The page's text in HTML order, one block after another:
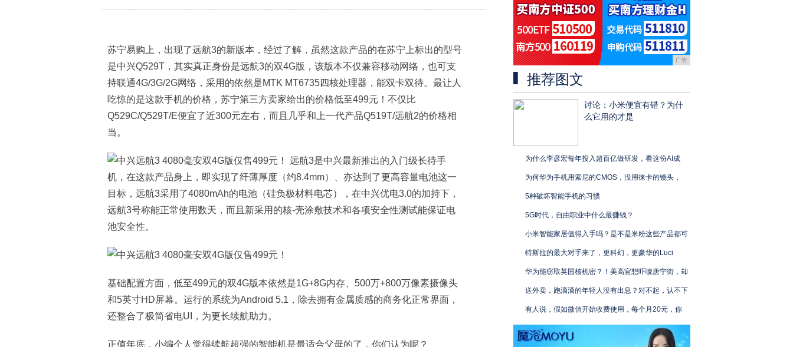
苏宁易购上，出现了远航3的新版本，经过了解，虽然这款产品的在苏宁上标出的型号
是中兴Q529T，其实真正身份是远航3的双4G版，该版本不仅兼容移动网络，也可支
持联通4G/3G/2G网络，采用的依然是MTK MT6735四核处理器，能双卡双待。最让人
吃惊的是这款手机的价格，苏宁第三方卖家给出的价格低至499元！不仅比
Q529C/Q529T/E便宜了近300元左右，而且几乎和上一代产品Q519T/远航2的价格相
当。
远航3是中兴最新推出的入门级长待手
机，在这款产品身上，即实现了纤薄厚度（约8.4mm）、亦达到了更高容量电池这一
目标，远航3采用了4080mAh的电池（硅负极材料电芯），在中兴优电3.0的加持下，
远航3号称能正常使用数天，而且新采用的核-壳涂敷技术和各项安全性测试能保证电
池安全性。
基础配置方面，低至499元的双4G版本依然是1G+8G内存、500万+800万像素摄像头
和5英寸HD屏幕。运行的系统为Android 5.1，除去拥有金属质感的商务化正常界面，
还整合了极简省电UI，为更长续航助力。
正值年底，小编个人觉得续航超强的智能机是最适合父母的了，你们认为呢？
广告
推荐图文
讨论：小米便宜有错？为什
么它用的才是
为什么李彦宏每年投入超百亿做研发，看这份AI成
为何华为手机用索尼的CMOS，没用徕卡的镜头，
5种破坏智能手机的习惯
5G时代，自由职业中什么最赚钱？
小米智能家居值得入手吗？是不是米粉这些产品都可
特斯拉的最大对手来了，更科幻，更豪华的Luci
华为能窃取英国核机密？！美高官想吓唬唐宁街，却
送外卖，跑滴滴的年轻人没有出息？对不起，认不下
有人说，假如微信开始收费使用，每个月20元，你